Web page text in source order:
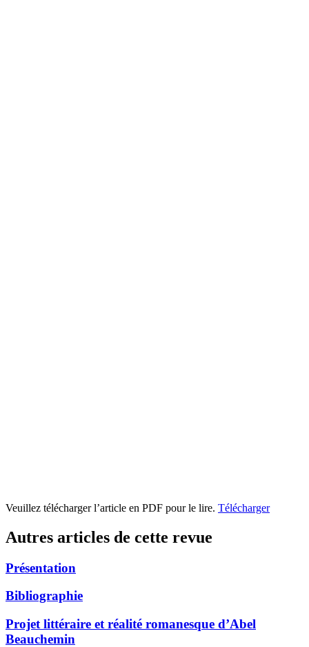
Veuillez télécharger l’article en PDF pour le lire. Télécharger
Autres articles de cette revue
Présentation
Bibliographie
Projet littéraire et réalité romanesque d’Abel
Beauchemin